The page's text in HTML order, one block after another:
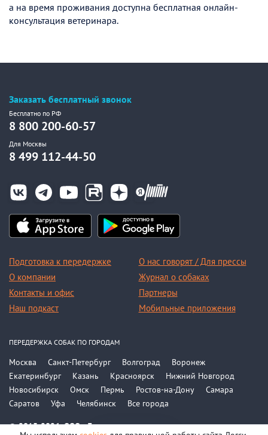
а на время проживания доступна бесплатная онлайн-
консультация ветеринара.
Заказать бесплатный звонок
Бесплатно по РФ
8 800 200-60-57
Для Москвы
8 499 112-44-50
Подготовка к передержке
О компании
Контакты и офис
Наш подкаст
О нас говорят / Для прессы
Журнал о собаках
Партнеры
Мобильные приложения
© 2015-2026, ООО «Догси»
ПЕРЕДЕРЖКА СОБАК ПО ГОРОДАМ
Москва Санкт-Петербург Волгоград
Воронеж
Екатеринбург
Казань Красноярск
Нижний Новгород
Новосибирск
Омск Пермь Ростов-на-Дону
Самара
Саратов
Уфа Челябинск Все города